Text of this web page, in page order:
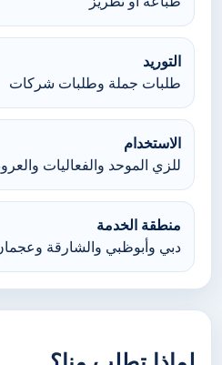
التوريد
طلبات جملة وطلبات شركات
الاستخدام
للزي الموحد والفعاليات
منطقة الخدمة
دبي وأبوظبي والشارقة